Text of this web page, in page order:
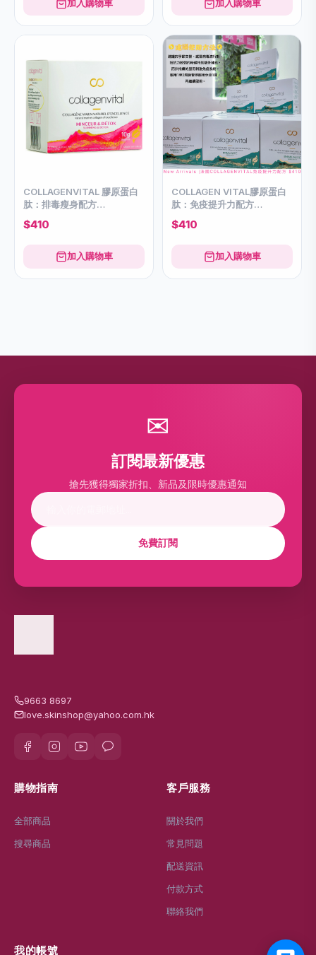
加入購物車 加入購物車
COLLAGENVITAL 膠原蛋白
肽：排毒瘦身配方
SLIMMING & DETOX
DIETARY COLLAGEN
$410
加入購物車
COLLAGEN VITAL膠原蛋白
肽：免疫提升力配方
IMMUNITY DIETARY
COLLAGEN
$410
加入購物車
✉
訂閱最新優惠
搶先獲得獨家折扣、新品及限時優惠通知
免費訂閱
9663 8697
love.skinshop@yahoo.com.hk
購物指南
全部商品
搜尋商品
客戶服務
關於我們
常見問題
配送資訊
付款方式
聯絡我們
我的帳號